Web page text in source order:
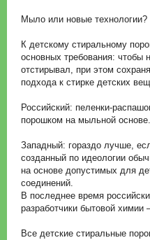
Мыло или новые технологии?
К детскому стиральному
основных требования:
отстирывал, при этом
подхода к стирке детских
Российский: пеленки-
порошком на мыльной основе.
Западный: гораздо лучше,
созданный по идеологии
на основе допустимых для
соединений.
В последнее время
разработчики бытовой химии
Все детские стиральные